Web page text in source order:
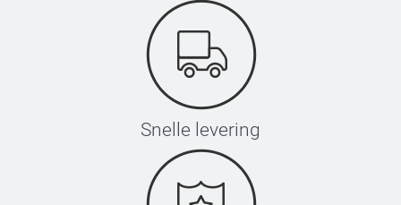
Snelle levering